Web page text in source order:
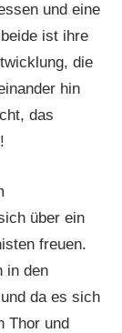
und eine
ist ihre
die
hin
das
über ein
freuen.
in den
da es sich
Thor und